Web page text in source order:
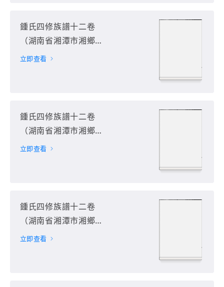
鍾氏四修族譜十二卷
（湖南省湘潭市湘鄉
市）第7册
立即查看
鍾氏四修族譜十二卷
（湖南省湘潭市湘鄉
市）第8册
立即查看
鍾氏四修族譜十二卷
（湖南省湘潭市湘鄉
市）第9册
立即查看